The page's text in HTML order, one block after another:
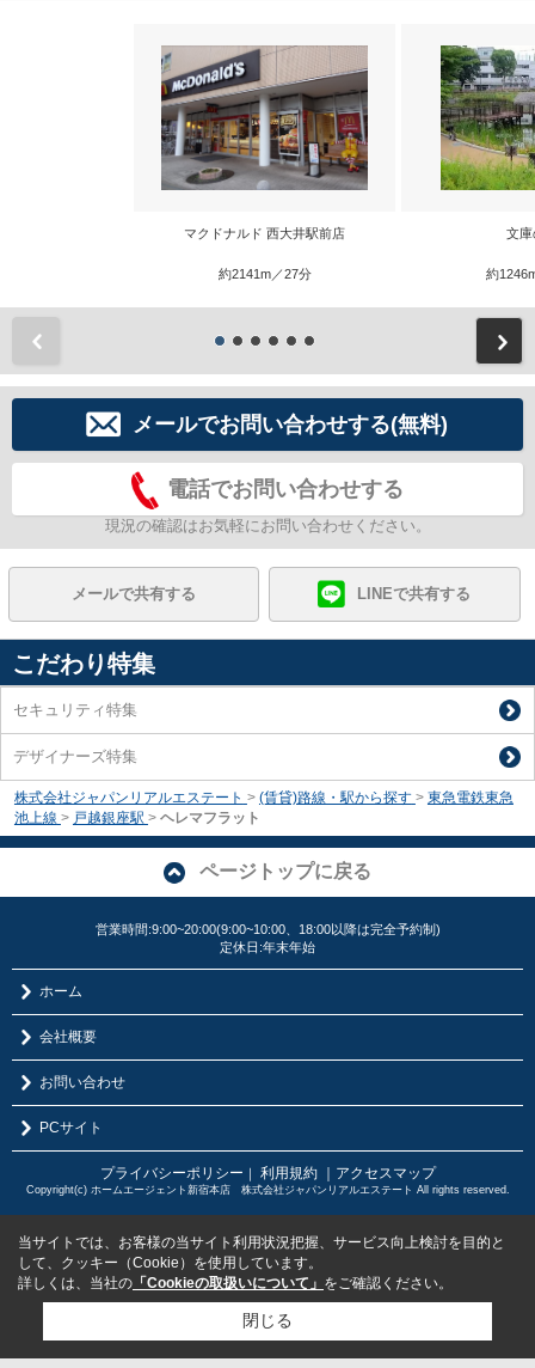
マクドナルド 西大井駅前店
約2141m／27分
文庫
約
メールでお問い合わせする(無料)
電話でお問い合わせする
現況の確認はお気軽にお問い合わせください。
メールで共有する LINEで共有する
こだわり特集
セキュリティ特集
デザイナーズ特集
株式会社ジャパンリアルエステート > (賃貸)路線・駅から探す > 東急電鉄東急
池上線 > 戸越銀座駅 > ヘレマフラット
ページトップに戻る
営業時間:9:00~20:00(9:00~10:00、18:00以降は完全予約制)
定休日:年末年始
ホーム
会社概要
お問い合わせ
PCサイト
プライバシーポリシー 利用規約 ｜アクセスマップ
Copyright(c) ホームエージェント新宿本店 株式会社ジャパンリアルエステート All rights reserved.
当サイトでは、お客様の当サイト利用状況把握、サービス向上検討を目的と
して、クッキー（Cookie）を使用しています。
詳しくは、当社の 「Cookieの取扱いについて」 をご確認ください。
閉じる